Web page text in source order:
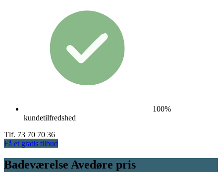
100%
kundetilfredshed
Tlf. 73 70 70 36
Få et gratis tilbud
Badeværelse Avedøre pris